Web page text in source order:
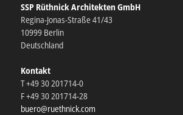
SSP Rüthnick Architekten GmbH
Regina-Jonas-Straße 41/43
10999 Berlin
Deutschland
Kontakt
T +49 30 201714-0
F +49 30 201714-28
buero@ruethnick.com